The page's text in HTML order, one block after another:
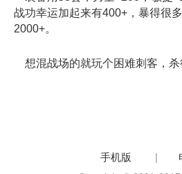
战功幸运加起来有400+，暴得很
2000+。
想混战场的就玩个困难刺客，杀
手机版 |